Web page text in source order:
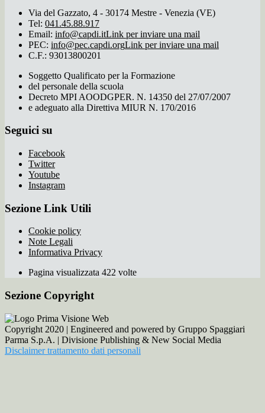
Via del Gazzato, 4 - 30174 Mestre - Venezia (VE)
Tel: 041.45.88.917
Email: info@capdi.itLink per inviare una mail
PEC: info@pec.capdi.orgLink per inviare una mail
C.F.: 93013800201
Soggetto Qualificato per la Formazione
del personale della scuola
Decreto MPI AOODGPER. N. 14350 del 27/07/2007
e adeguato alla Direttiva MIUR N. 170/2016
Seguici su
Facebook
Twitter
Youtube
Instagram
Sezione Link Utili
Cookie policy
Note Legali
Informativa Privacy
Pagina visualizzata 422 volte
Sezione Copyright
Copyright 2020 | Engineered and powered by Gruppo Spaggiari
Parma S.p.A. | Divisione Publishing & New Social Media
Disclaimer trattamento dati personali